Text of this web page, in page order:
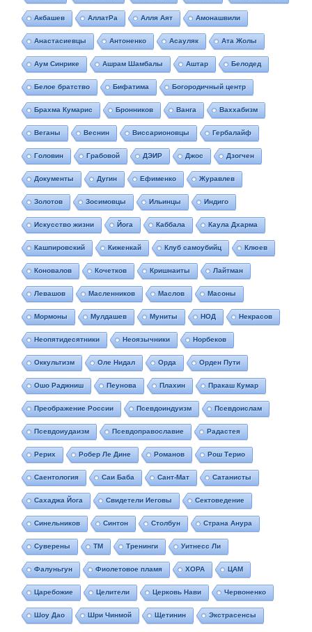
Акбашев АллатРа Алля Аят Амонашвили
Анастасиевцы Антоненко Асауляк Ата Жолы
Аум Синрике Ашрам Шамбалы Аштар Белодед
Белое братство Бифатима Богородичный центр
Брахма Кумарис Бронников Ванга Ваххабизм
Веганы Веснин Виссарионовцы Гербалайф
Головин Грабовой ДЭИР Джос Дзогчен
Документы Дугин Ефименко Журавлев
Золотов Зосимовцы Ильинцы Индиго
Искусство жизни Йога Каббала Каула Дхарма
Кашпировский Киженкай Клуб самоубийц Клюев
Коновалов Кочетков Кришнаиты Лайтман
Левашов Масленников Маслов Масоны
Мормоны Мулдашев Муниты НОД Некрасов
Неопятидесятники Неоязычники Норбеков
Оккультизм Оле Нидал Орда Орден Пути
Ошо Раджниш Пеунова Плахин Пракаш Кумар
Преображение России Псевдоиндуизм Псевдоислам
Псевдоиудаизм Псевдоправославие Радастея
Рерих Робер Ле Дине Романов Рош Терио
Саентология Саи Баба Сант-Мат Сатанисты
Сахаджа Йога Свидетели Иеговы Сектоведение
Синельников Синтон Столбун Страна Анура
Суверены ТМ Тренинги Уитнесс Ли
Фалуньгун Фиолетовое пламя ХОРА ЦАМ
Царебожие Целители Церковь Нави Червоненко
Шоу Дао Шри Чинмой Щетинин Экстрасенсы